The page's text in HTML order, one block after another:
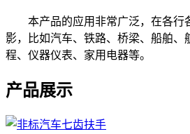
本产品的应用非常广泛，在各行
影，比如汽车、铁路、桥梁、船舶、
程、仪器仪表、家用电器等。
产品展示